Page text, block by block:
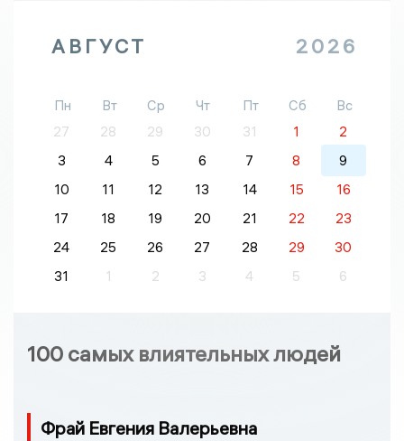
АВГУСТ 2026
Пн Вт Ср Чт Пт Сб
Вс
27
28 29 30 31 1
2
3
4 5 6 7 8
9
10
11 12 13 14 15
16
17
18 19 20 21 22
23
24
25 26 27 28 29
30
31
1 2 3 4 5 6
100 самых влиятельных людей
Фрай Евгения Валерьевна